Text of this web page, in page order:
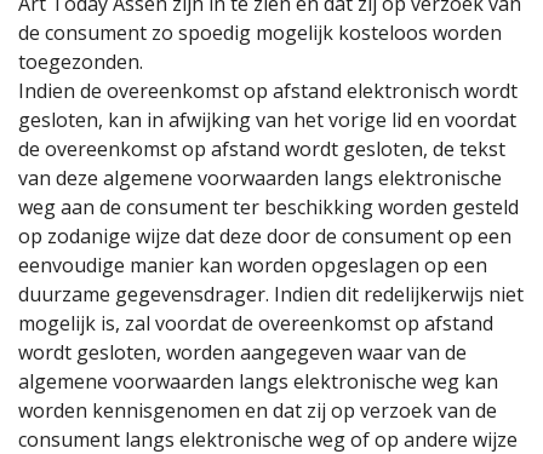
de consument zo spoedig mogelijk kosteloos worden
toegezonden.
Indien de overeenkomst op afstand elektronisch wordt
gesloten, kan in afwijking van het vorige lid en voordat
de overeenkomst op afstand wordt gesloten, de tekst
van deze algemene voorwaarden langs elektronische
weg aan de consument ter beschikking worden gesteld
op zodanige wijze dat deze door de consument op een
eenvoudige manier kan worden opgeslagen op een
duurzame gegevensdrager. Indien dit redelijkerwijs niet
mogelijk is, zal voordat de overeenkomst op afstand
wordt gesloten, worden aangegeven waar van de
algemene voorwaarden langs elektronische weg kan
worden kennisgenomen en dat zij op verzoek van de
consument langs elektronische weg of op andere wijze